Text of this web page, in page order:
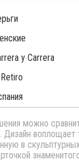
y Carrera
можно
воплощает
в